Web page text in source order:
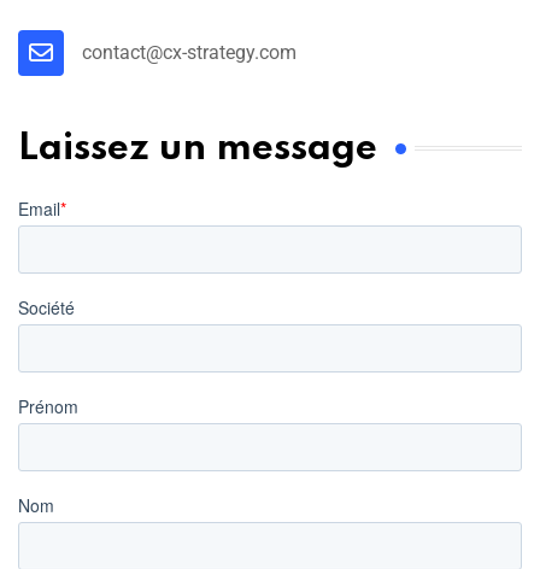
contact@cx-strategy.com
Laissez un message